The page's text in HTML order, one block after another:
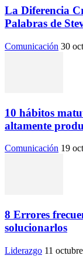
La Diferencia
Palabras de
Comunicación 30
10 hábitos
altamente
Comunicación 19
8 Errores
solucionarlos
Liderazgo 11